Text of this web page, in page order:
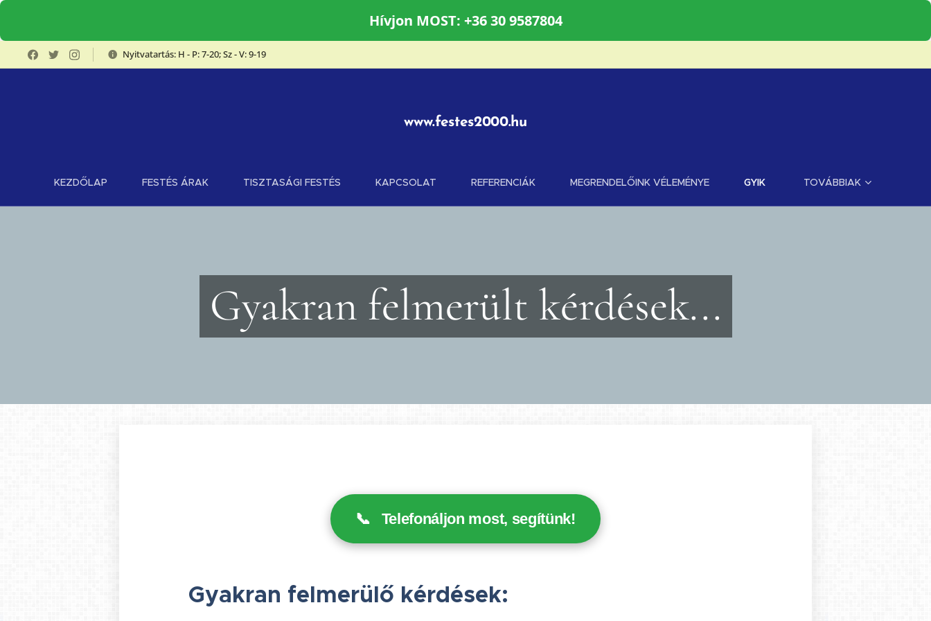
Hívjon MOST: +36 30 9587804
Nyitvatartás: H - P: 7-20; Sz - V: 9-19
www.festes2000.hu
KEZDŐLAP FESTÉS ÁRAK TISZTASÁGI FESTÉS KAPCSOLAT REFERENCIÁK MEGRENDELŐINK VÉLEMÉNYE GYIK TOVÁBBIAK
Gyakran felmerült kérdések...
📞 Telefonáljon most, segítünk!
Gyakran felmerülő kérdések: